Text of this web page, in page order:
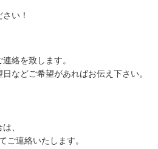
い！
絡を致します。
などご希望があればお伝え下さい。
、
ご連絡いたします。